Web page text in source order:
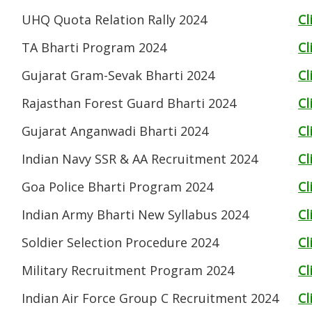
UHQ Quota Relation Rally 2024
TA Bharti Program 2024
Gujarat Gram-Sevak Bharti 2024
Rajasthan Forest Guard Bharti 2024
Gujarat Anganwadi Bharti 2024
Indian Navy SSR & AA Recruitment 2024
Goa Police Bharti Program 2024
Indian Army Bharti New Syllabus 2024
Soldier Selection Procedure 2024
Military Recruitment Program 2024
Indian Air Force Group C Recruitment 2024